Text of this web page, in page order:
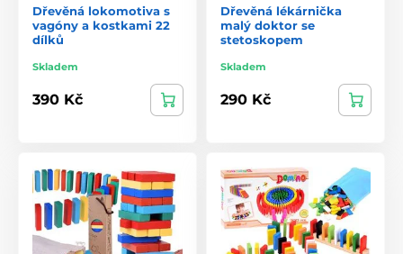
Dřevěná lokomotiva s
vagóny a kostkami 22
dílků
Skladem
390 Kč
Dřevěná lékárnička
malý doktor se
stetoskopem
Skladem
290 Kč